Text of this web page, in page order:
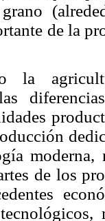
de la
la
moderna,
de los